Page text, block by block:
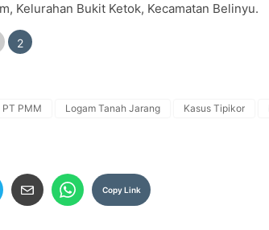
Kelurahan Bukit Ketok, Kecamatan Belinyu.
2
PT PMM Logam Tanah Jarang Kasus Tipikor
Copy Link